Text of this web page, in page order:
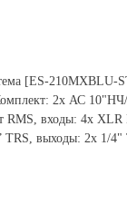
[ES-210MXBLU-
2х АС
RMS, входы: 4x
TRS, выходы: 2x 1/4"
стойки, микрофон,